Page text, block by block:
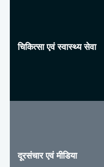
चिकित्सा एवं स्वास्थ्य सेवा
दूरसंचार एवं मीडिया